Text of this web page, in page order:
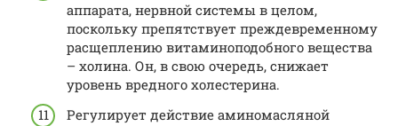
аппарата, нервной системы в целом,
поскольку препятствует преждевременному
расщеплению витаминоподобного вещества
– холина. Он, в свою очередь, снижает
уровень вредного холестерина.
Регулирует действие аминомасляной